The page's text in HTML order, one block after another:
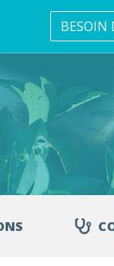
BESOIN